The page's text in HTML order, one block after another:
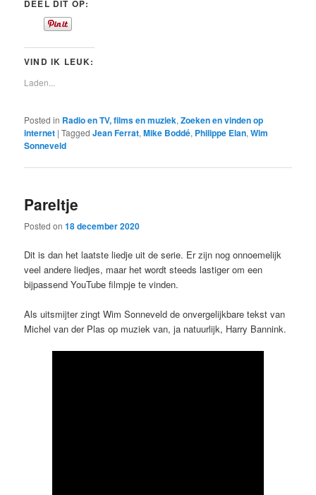
DEEL DIT OP:
VIND IK LEUK:
Laden...
Posted in Radio en TV, films en muziek,Zoeken en vinden op
internet |Tagged Jean Ferrat,Mike Boddé, Philippe Elan,Wim
Sonneveld
Pareltje
Posted on18 december 2020
Dit is dan het laatste liedje uit de serie. Er zijn nog onnoemelijk
veel andere liedjes, maar het wordt steeds lastiger om een
bijpassend YouTube filmpje te vinden.
Als uitsmijter zingt Wim Sonneveld de onvergelijkbare tekst van
Michel van der Plas op muziek van, ja natuurlijk, Harry Bannink.